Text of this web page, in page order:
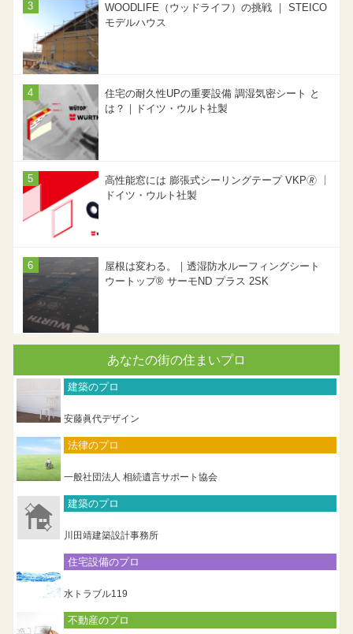
WOODLIFE（ウッドライフ）の挑戦 ｜ STEICO
モデルハウス
住宅の耐久性UPの重要設備 調湿気密シート と
は？｜ドイツ・ウルト社製
高性能窓には 膨張式シーリングテープ VKP🄬 ｜
ドイツ・ウルト社製
屋根は変わる。｜透湿防水ルーフィングシート
ウートップ® サーモND プラス 2SK
あなたの街の住まいプロ
建築のプロ
安藤眞代デザイン
法律のプロ
一般社団法人 相続遺言サポート協会
建築のプロ
川田靖建築設計事務所
住宅設備のプロ
水トラブル119
不動産のプロ